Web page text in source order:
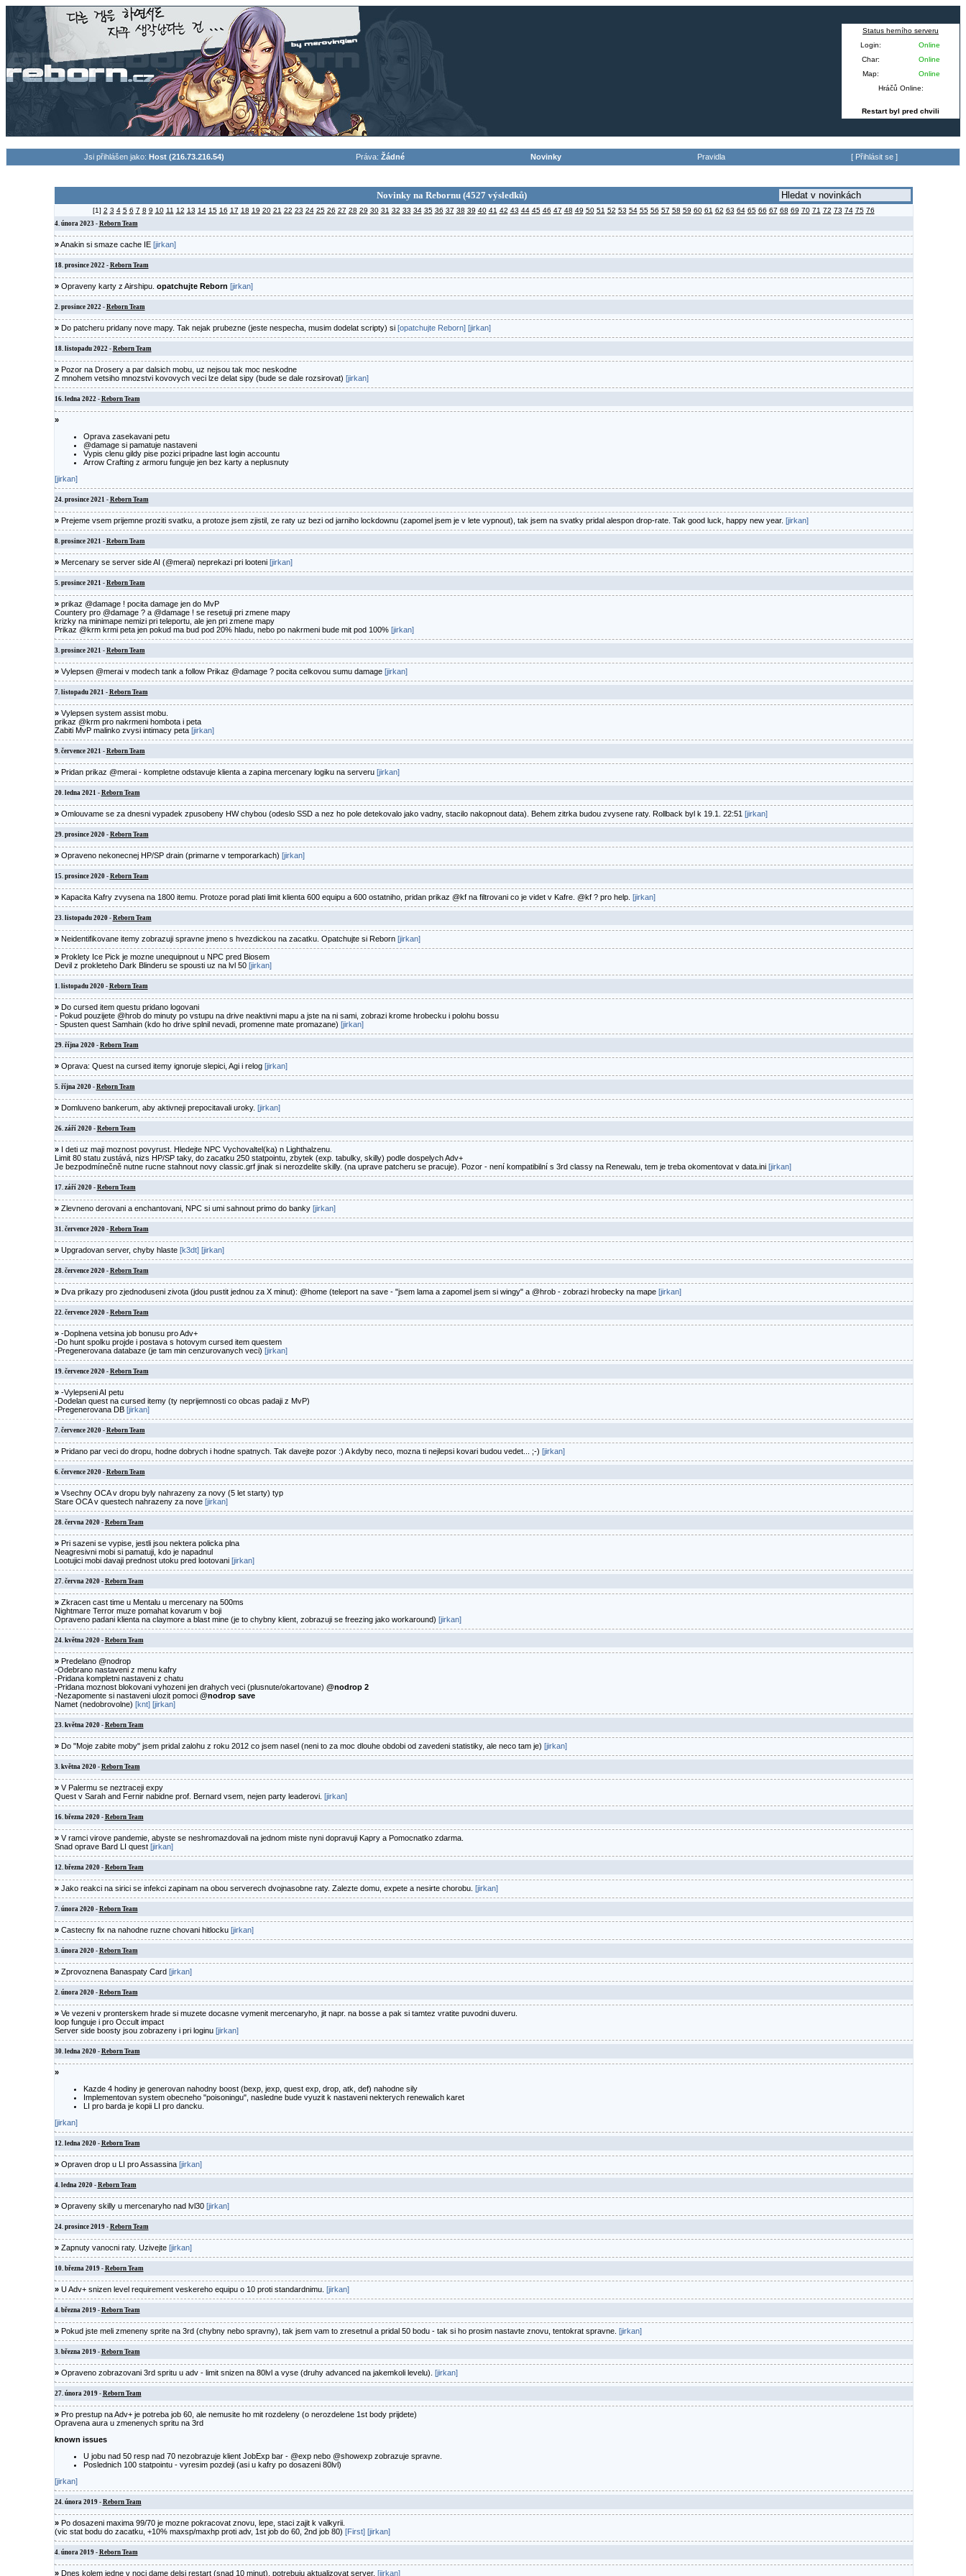
Status herního serveru
Login:
Online
Char:
Online
Map:
Online
Hráčů Online:
Restart byl pred chvili
Jsi přihlášen jako: Host (216.73.216.54) Práva: Žádné Novinky Pravidla [ Přihlásit se ]
Novinky na Rebornu (4527 výsledků)
[1] 2 3 4 5 6 7 8 9 10 11 12 13 14 15 16 17 18 19 20 21 22 23 24 25 26 27 28 29 30 31 32 33 34 35 36 37 38 39 40 41 42 43 44 45 46 47 48 49 50 51 52 53 54 55 56 57 58 59 60 61 62 63 64 65 66 67 68 69 70 71 72 73 74 75 76
4. února 2023 - Reborn Team
»Anakin si smaze cache IE [jirkan]
18. prosince 2022 - Reborn Team
»Opraveny karty z Airshipu. opatchujte Reborn [jirkan]
2. prosince 2022 - Reborn Team
»Do patcheru pridany nove mapy. Tak nejak prubezne (jeste nespecha, musim dodelat scripty) si [opatchujte Reborn] [jirkan]
18. listopadu 2022 - Reborn Team
»Pozor na Drosery a par dalsich mobu, uz nejsou tak moc neskodne
Z mnohem vetsiho mnozstvi kovovych veci lze delat sipy (bude se dale rozsirovat) [jirkan]
16. ledna 2022 - Reborn Team
»
Oprava zasekavani petu
@damage si pamatuje nastaveni
Vypis clenu gildy pise pozici pripadne last login accountu
Arrow Crafting z armoru funguje jen bez karty a neplusnuty
[jirkan]
24. prosince 2021 - Reborn Team
»Prejeme vsem prijemne proziti svatku, a protoze jsem zjistil, ze raty uz bezi od jarniho lockdownu (zapomel jsem je v lete vypnout), tak jsem na svatky pridal alespon drop-rate. Tak good luck, happy new year. [jirkan]
8. prosince 2021 - Reborn Team
»Mercenary se server side AI (@merai) neprekazi pri looteni [jirkan]
5. prosince 2021 - Reborn Team
»prikaz @damage ! pocita damage jen do MvP
Countery pro @damage ? a @damage ! se resetuji pri zmene mapy
krizky na minimape nemizi pri teleportu, ale jen pri zmene mapy
Prikaz @krm krmi peta jen pokud ma bud pod 20% hladu, nebo po nakrmeni bude mit pod 100% [jirkan]
3. prosince 2021 - Reborn Team
»Vylepsen @merai v modech tank a follow Prikaz @damage ? pocita celkovou sumu damage [jirkan]
7. listopadu 2021 - Reborn Team
»Vylepsen system assist mobu.
prikaz @krm pro nakrmeni hombota i peta
Zabiti MvP malinko zvysi intimacy peta [jirkan]
9. července 2021 - Reborn Team
»Pridan prikaz @merai - kompletne odstavuje klienta a zapina mercenary logiku na serveru [jirkan]
20. ledna 2021 - Reborn Team
»Omlouvame se za dnesni vypadek zpusobeny HW chybou (odeslo SSD a nez ho pole detekovalo jako vadny, stacilo nakopnout data). Behem zitrka budou zvysene raty. Rollback byl k 19.1. 22:51 [jirkan]
29. prosince 2020 - Reborn Team
»Opraveno nekonecnej HP/SP drain (primarne v temporarkach) [jirkan]
15. prosince 2020 - Reborn Team
»Kapacita Kafry zvysena na 1800 itemu. Protoze porad plati limit klienta 600 equipu a 600 ostatniho, pridan prikaz @kf na filtrovani co je videt v Kafre. @kf ? pro help. [jirkan]
23. listopadu 2020 - Reborn Team
»Neidentifikovane itemy zobrazuji spravne jmeno s hvezdickou na zacatku. Opatchujte si Reborn [jirkan]
»Proklety Ice Pick je mozne unequipnout u NPC pred Biosem
Devil z prokleteho Dark Blinderu se spousti uz na lvl 50 [jirkan]
1. listopadu 2020 - Reborn Team
»Do cursed item questu pridano logovani
- Pokud pouzijete @hrob do minuty po vstupu na drive neaktivni mapu a jste na ni sami, zobrazi krome hrobecku i polohu bossu
- Spusten quest Samhain (kdo ho drive splnil nevadi, promenne mate promazane) [jirkan]
29. října 2020 - Reborn Team
»Oprava: Quest na cursed itemy ignoruje slepici, Agi i relog [jirkan]
5. října 2020 - Reborn Team
»Domluveno bankerum, aby aktivneji prepocitavali uroky. [jirkan]
26. září 2020 - Reborn Team
»I deti uz maji moznost povyrust. Hledejte NPC Vychovaltel(ka) n Lighthalzenu.
Limit 80 statu zustává, nizs HP/SP taky, do zacatku 250 statpointu, zbytek (exp. tabulky, skilly) podle dospelych Adv+
Je bezpodmínečně nutne rucne stahnout novy classic.grf jinak si nerozdelite skilly. (na uprave patcheru se pracuje). Pozor - není kompatibilní s 3rd classy na Renewalu, tem je treba okomentovat v data.ini [jirkan]
17. září 2020 - Reborn Team
»Zlevneno derovani a enchantovani, NPC si umi sahnout primo do banky [jirkan]
31. července 2020 - Reborn Team
»Upgradovan server, chyby hlaste [k3dt] [jirkan]
28. července 2020 - Reborn Team
»Dva prikazy pro zjednoduseni zivota (jdou pustit jednou za X minut): @home (teleport na save - "jsem lama a zapomel jsem si wingy" a @hrob - zobrazi hrobecky na mape [jirkan]
22. července 2020 - Reborn Team
»-Doplnena vetsina job bonusu pro Adv+
-Do hunt spolku projde i postava s hotovym cursed item questem
-Pregenerovana databaze (je tam min cenzurovanych veci) [jirkan]
19. července 2020 - Reborn Team
»-Vylepseni AI petu
-Dodelan quest na cursed itemy (ty neprijemnosti co obcas padaji z MvP)
-Pregenerovana DB [jirkan]
7. července 2020 - Reborn Team
»Pridano par veci do dropu, hodne dobrych i hodne spatnych. Tak davejte pozor :) A kdyby neco, mozna ti nejlepsi kovari budou vedet... ;-) [jirkan]
6. července 2020 - Reborn Team
»Vsechny OCA v dropu byly nahrazeny za novy (5 let starty) typ
Stare OCA v questech nahrazeny za nove [jirkan]
28. června 2020 - Reborn Team
»Pri sazeni se vypise, jestli jsou nektera policka plna
Neagresivni mobi si pamatuji, kdo je napadnul
Lootujici mobi davaji prednost utoku pred lootovani [jirkan]
27. června 2020 - Reborn Team
»Zkracen cast time u Mentalu u mercenary na 500ms
Nightmare Terror muze pomahat kovarum v boji
Opraveno padani klienta na claymore a blast mine (je to chybny klient, zobrazuji se freezing jako workaround) [jirkan]
24. května 2020 - Reborn Team
»Predelano @nodrop
-Odebrano nastaveni z menu kafry
-Pridana kompletni nastaveni z chatu
-Pridana moznost blokovani vyhozeni jen drahych veci (plusnute/okartovane) @nodrop 2
-Nezapomente si nastaveni ulozit pomoci @nodrop save
Namet (nedobrovolne) [knt] [jirkan]
23. května 2020 - Reborn Team
»Do "Moje zabite moby" jsem pridal zalohu z roku 2012 co jsem nasel (neni to za moc dlouhe obdobi od zavedeni statistiky, ale neco tam je) [jirkan]
3. května 2020 - Reborn Team
»V Palermu se neztraceji expy
Quest v Sarah and Fernir nabidne prof. Bernard vsem, nejen party leaderovi. [jirkan]
16. března 2020 - Reborn Team
»V ramci virove pandemie, abyste se neshromazdovali na jednom miste nyni dopravuji Kapry a Pomocnatko zdarma.
Snad oprave Bard LI quest [jirkan]
12. března 2020 - Reborn Team
»Jako reakci na sirici se infekci zapinam na obou serverech dvojnasobne raty. Zalezte domu, expete a nesirte chorobu. [jirkan]
7. února 2020 - Reborn Team
»Castecny fix na nahodne ruzne chovani hitlocku [jirkan]
3. února 2020 - Reborn Team
»Zprovoznena Banaspaty Card [jirkan]
2. února 2020 - Reborn Team
»Ve vezeni v pronterskem hrade si muzete docasne vymenit mercenaryho, jit napr. na bosse a pak si tamtez vratite puvodni duveru.
loop funguje i pro Occult impact
Server side boosty jsou zobrazeny i pri loginu [jirkan]
30. ledna 2020 - Reborn Team
»
Kazde 4 hodiny je generovan nahodny boost (bexp, jexp, quest exp, drop, atk, def) nahodne sily
Implementovan system obecneho "poisoningu", nasledne bude vyuzit k nastaveni nekterych renewalich karet
LI pro barda je kopii LI pro dancku.
[jirkan]
12. ledna 2020 - Reborn Team
»Opraven drop u LI pro Assassina [jirkan]
4. ledna 2020 - Reborn Team
»Opraveny skilly u mercenaryho nad lvl30 [jirkan]
24. prosince 2019 - Reborn Team
»Zapnuty vanocni raty. Uzivejte [jirkan]
10. března 2019 - Reborn Team
»U Adv+ snizen level requirement veskereho equipu o 10 proti standardnimu. [jirkan]
4. března 2019 - Reborn Team
»Pokud jste meli zmeneny sprite na 3rd (chybny nebo spravny), tak jsem vam to zresetnul a pridal 50 bodu - tak si ho prosim nastavte znovu, tentokrat spravne. [jirkan]
3. března 2019 - Reborn Team
»Opraveno zobrazovani 3rd spritu u adv - limit snizen na 80lvl a vyse (druhy advanced na jakemkoli levelu). [jirkan]
27. února 2019 - Reborn Team
»Pro prestup na Adv+ je potreba job 60, ale nemusite ho mit rozdeleny (o nerozdelene 1st body prijdete)
Opravena aura u zmenenych spritu na 3rd
known issues
U jobu nad 50 resp nad 70 nezobrazuje klient JobExp bar - @exp nebo @showexp zobrazuje spravne.
Poslednich 100 statpointu - vyresim pozdeji (asi u kafry po dosazeni 80lvl)
[jirkan]
24. února 2019 - Reborn Team
»Po dosazeni maxima 99/70 je mozne pokracovat znovu, lepe, staci zajit k valkyrii.
(vic stat bodu do zacatku, +10% maxsp/maxhp proti adv, 1st job do 60, 2nd job 80) [First] [jirkan]
4. února 2019 - Reborn Team
»Dnes kolem jedne v noci dame delsi restart (snad 10 minut), potrebuju aktualizovat server. [jirkan]